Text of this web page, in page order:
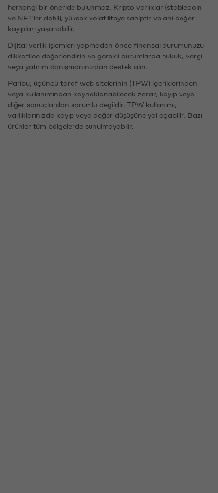
herhangi bir öneride bulunmaz. Kripto varlıklar (stablecoin
ve NFT'ler dahil), yüksek volatiliteye sahiptir ve ani değer
kayıpları yaşanabilir.
Dijital varlık işlemleri yapmadan önce finansal durumunuzu
dikkatlice değerlendirin ve gerekli durumlarda hukuk, vergi
veya yatırım danışmanınızdan destek alın.
Paribu, üçüncü taraf web sitelerinin (TPW) içeriklerinden
veya kullanımından kaynaklanabilecek zarar, kayıp veya
diğer sonuçlardan sorumlu değildir. TPW kullanımı,
varlıklarınızda kayıp veya değer düşüşüne yol açabilir. Bazı
ürünler tüm bölgelerde sunulmayabilir.